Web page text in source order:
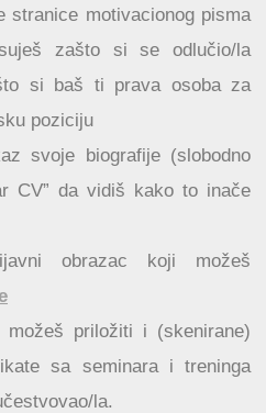
stranice motivacionog pisma
zašto si se odlučio/la
si baš ti prava osoba za
poziciju
svoje biografije (slobodno
CV” da vidiš kako to inače
obrazac koji možeš
priložiti i (skenirane)
sa seminara i treninga
la.